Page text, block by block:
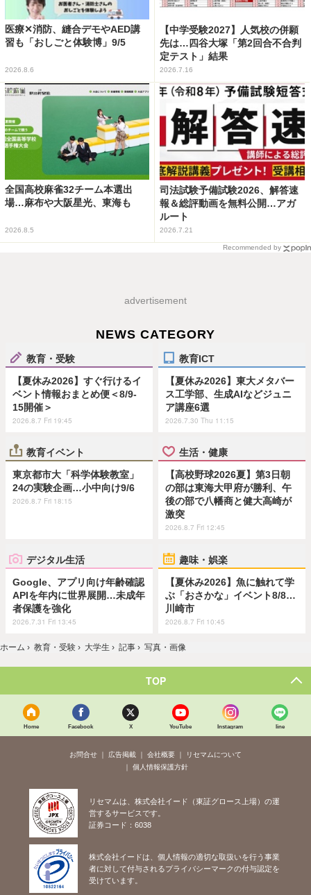
医療✕消防、縫合デモやAED講
習も「おしごと体験博」9/5
2026.8.6
【中学受験2027】人気校の併願
先は…四谷大塚「第2回合不合判
定テスト」結果
2026.7.16
全国高校麻雀32チーム本選出
場…麻布や大阪星光、東海も
2026.8.5
司法試験予備試験2026、解答速
報＆総評動画を無料公開…アガ
ルート
2026.7.21
Recommended by
advertisement
NEWS CATEGORY
教育・受験
【夏休み2026】すぐ行けるイ
ベント情報おまとめ便＜8/9-
15開催＞
2026.8.7 Fri 19:45
教育ICT
【夏休み2026】東大メタバー
ス工学部、生成AIなどジュニ
ア講座6選
2026.7.30 Thu 11:15
教育イベント
東京都市大「科学体験教室」
24の実験企画…小中向け9/6
2026.8.7 Fri 18:15
生活・健康
【高校野球2026夏】第3日朝
の部は東海大甲府が勝利、午
後の部で八幡商と健大高崎が
激突
2026.8.7 Fri 12:45
デジタル生活
Google、アプリ向け年齢確認
APIを年内に世界展開…未成年
者保護を強化
2026.7.31 Fri 13:45
趣味・娯楽
【夏休み2026】魚に触れて学
ぶ「おさかな」イベント8/8…
川崎市
2026.8.7 Fri 10:45
ホーム › 教育・受験 › 大学生 › 記事 › 写真・画像
TOP
Home Facebook X YouTube Instagram line
お問合せ 広告掲載 会社概要
リセマムについて
個人情報保護方針
リセマムは、株式会社イード（東証グロース上場）の運
営するサービスです。
証券コード：6038
株式会社イードは、個人情報の適切な取扱いを行う事業
者に対して付与されるプライバシーマークの付与認定を
受けています。